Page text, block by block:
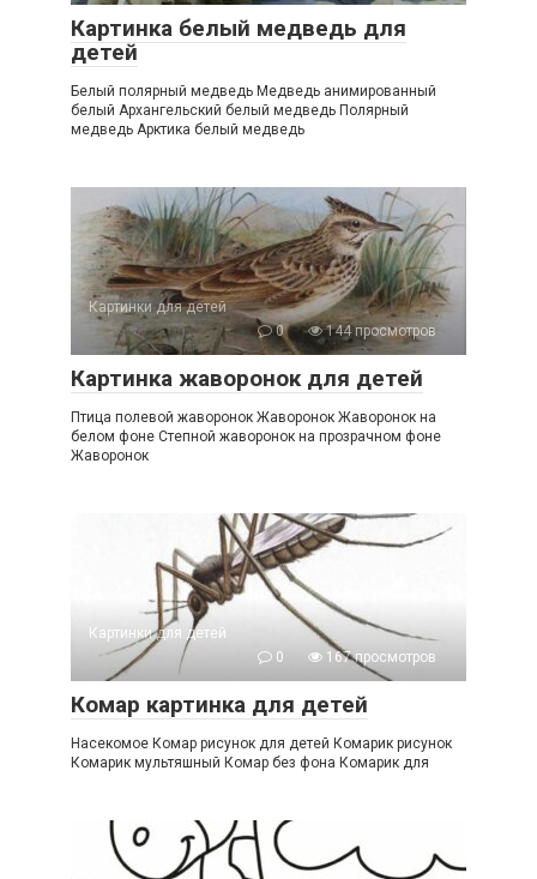
Картинка белый медведь для
детей
Белый полярный медведь Медведь анимированный
белый Архангельский белый медведь Полярный
медведь Арктика белый медведь
Картинки для детей
0
144 просмотров
Картинка жаворонок для детей
Птица полевой жаворонок Жаворонок Жаворонок на
белом фоне Степной жаворонок на прозрачном фоне
Жаворонок
Картинки для детей
0
167 просмотров
Комар картинка для детей
Насекомое Комар рисунок для детей Комарик рисунок
Комарик мультяшный Комар без фона Комарик для